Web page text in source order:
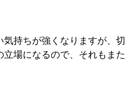
持ちが強くなりますが、切
場になるので、それもまた